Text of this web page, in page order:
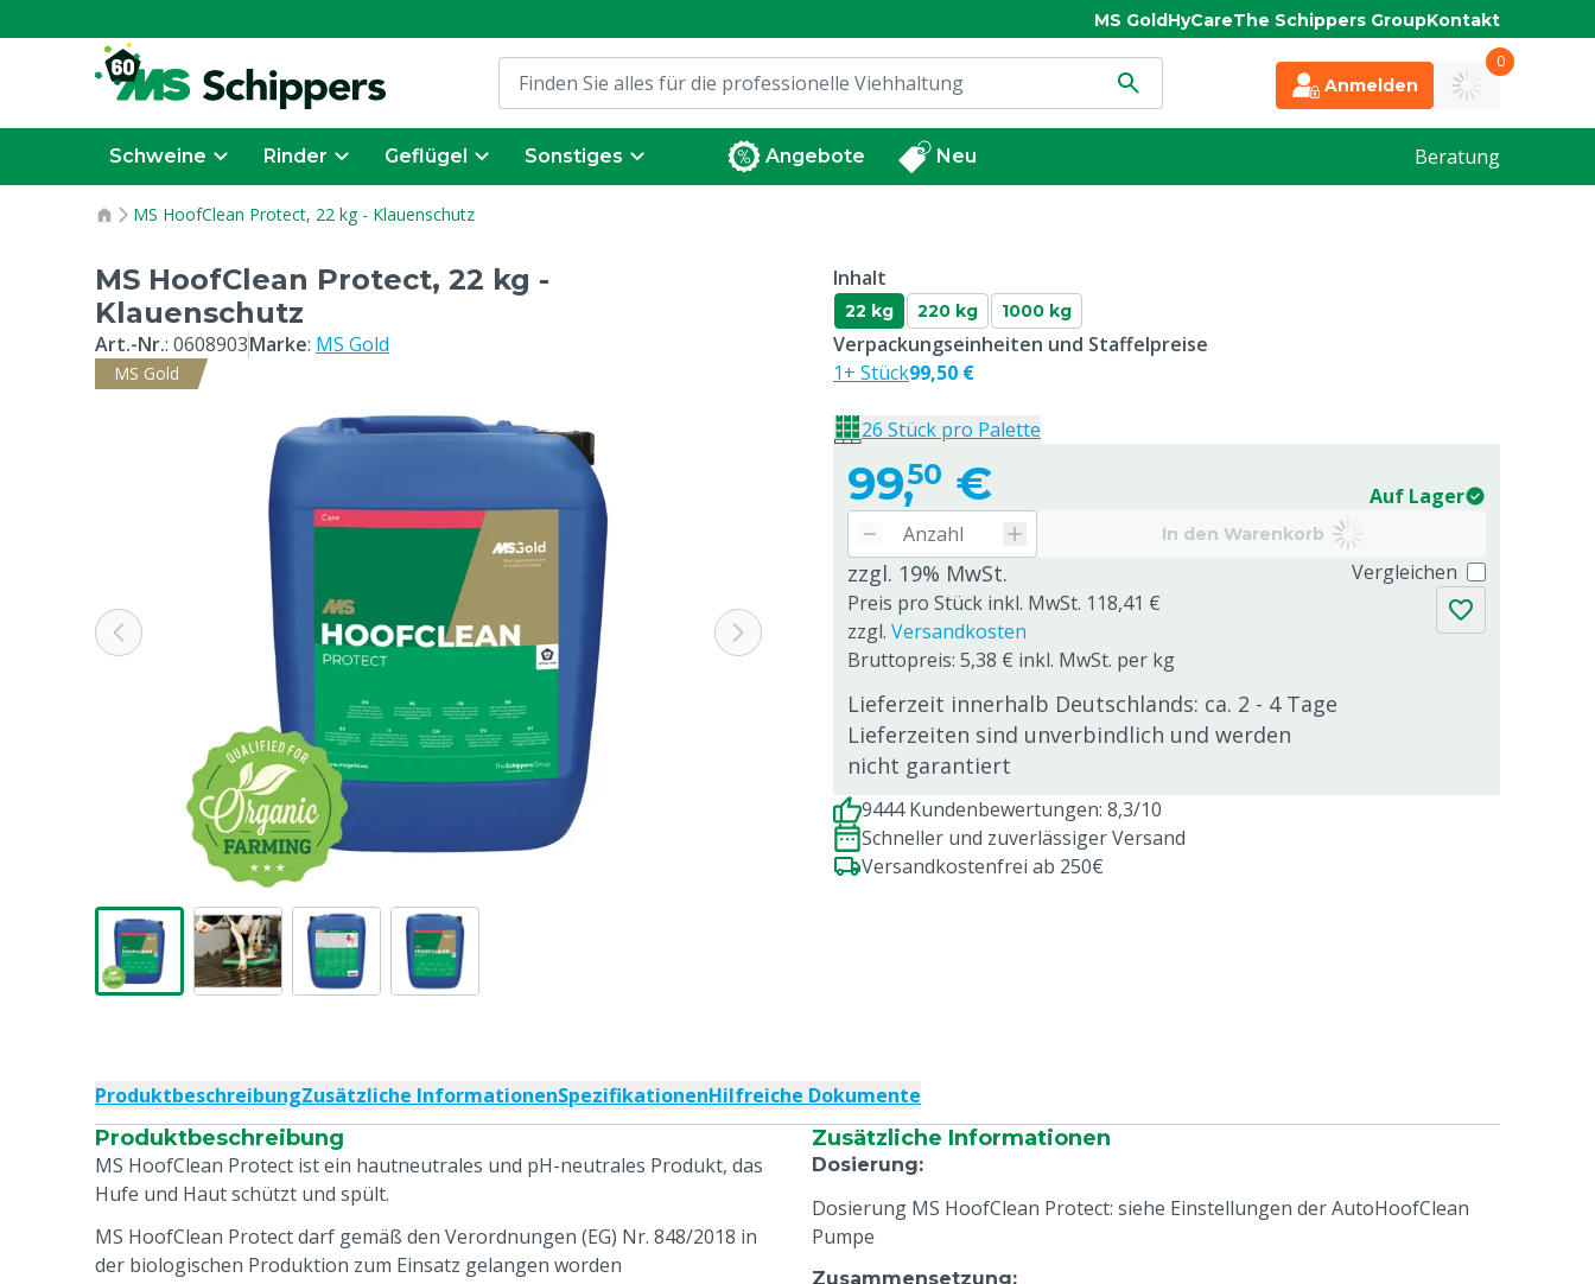
MS GoldHyCareThe Schippers GroupKontakt
Anmelden
0
Schweine Rinder Geflügel Sonstiges Angebote Neu Beratung
MS HoofClean Protect, 22 kg - Klauenschutz
MS HoofClean Protect, 22 kg -
Klauenschutz
Art.-Nr.: 0608903Marke: MS Gold
MS Gold
Inhalt
22 kg 220 kg 1000 kg
99,50 € Auf Lager
In den Warenkorb
zzgl. 19% MwSt.
Preis pro Stück inkl. MwSt. 118,41 €
zzgl. Versandkosten
Bruttopreis: 5,38 € inkl. MwSt. per kg
Lieferzeit innerhalb Deutschlands: ca. 2 - 4 Tage
Lieferzeiten sind unverbindlich und werden
nicht garantiert
Vergleichen
Verpackungseinheiten und Staffelpreise
1+ Stück99,50 €
26 Stück pro Palette
9444 Kundenbewertungen: 8,3/10
Schneller und zuverlässiger Versand
Versandkostenfrei ab 250€
ProduktbeschreibungZusätzliche InformationenSpezifikationenHilfreiche Dokumente
Produktbeschreibung
MS HoofClean Protect ist ein hautneutrales und pH-neutrales Produkt, das
Hufe und Haut schützt und spült.
MS HoofClean Protect darf gemäß den Verordnungen (EG) Nr. 848/2018 in
der biologischen Produktion zum Einsatz gelangen worden
Zusätzliche Informationen
Dosierung:
Dosierung MS HoofClean Protect: siehe Einstellungen der AutoHoofClean
Pumpe
Zusammensetzung: